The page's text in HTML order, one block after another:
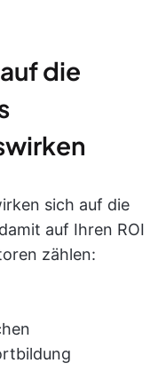
die
sich auf die
auf Ihren ROI
zählen: